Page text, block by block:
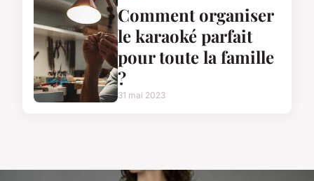
Comment organiser
le karaoké parfait
pour toute la famille
?
31 mai 2023